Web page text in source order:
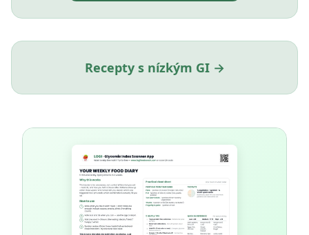
Recepty s nízkým GI →